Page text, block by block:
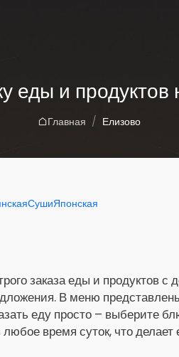
еды и
Главная Елизово
СушиЯпонская
заказа еды и продуктов
В меню
еду просто – выберите
время суток, что